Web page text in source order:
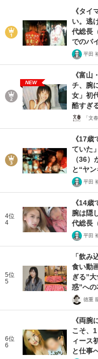
《タ
い。逃
代総長
でのバ
平田
NEW
《富
チ、腕
女」初
酷すぎ
「文
《17
ていた
（36
と“ヤ
平田
4位
4
《14
腕は隠
代総長
平田
5位
5
「飲
食い動
ぎる”
惑”へ
徳重
6位
6
《両腕
こそ、
ィース
と仕事